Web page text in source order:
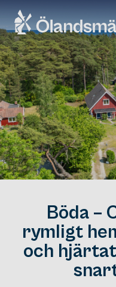
Böda –
rymligt
och